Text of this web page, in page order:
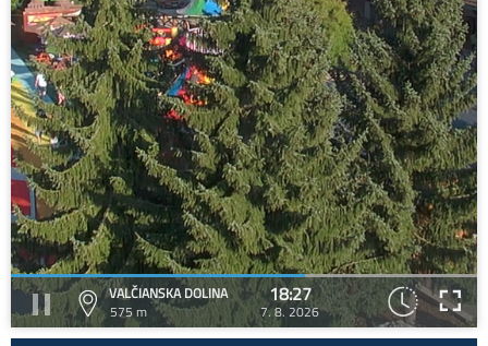
VALČIANSKA DOLINA
575 m
18:27
7. 8. 2026